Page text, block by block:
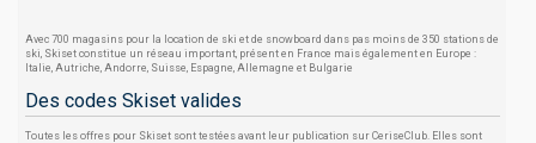
Avec 700 magasins pour la location de ski et de snowboard dans pas moins de 350 stations de
ski, Skiset constitue un réseau important, présent en France mais également en Europe :
Italie, Autriche, Andorre, Suisse, Espagne, Allemagne et Bulgarie
Des codes Skiset valides
Toutes les offres pour Skiset sont testées avant leur publication sur CeriseClub. Elles sont